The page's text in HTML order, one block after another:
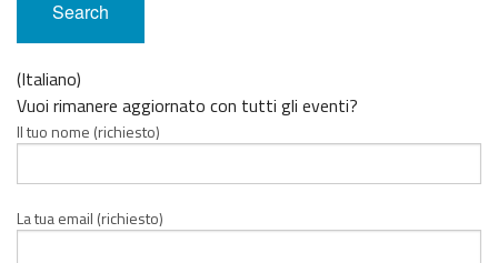
(Italiano)
Vuoi rimanere aggiornato con tutti gli eventi?
Il tuo nome (richiesto)
La tua email (richiesto)